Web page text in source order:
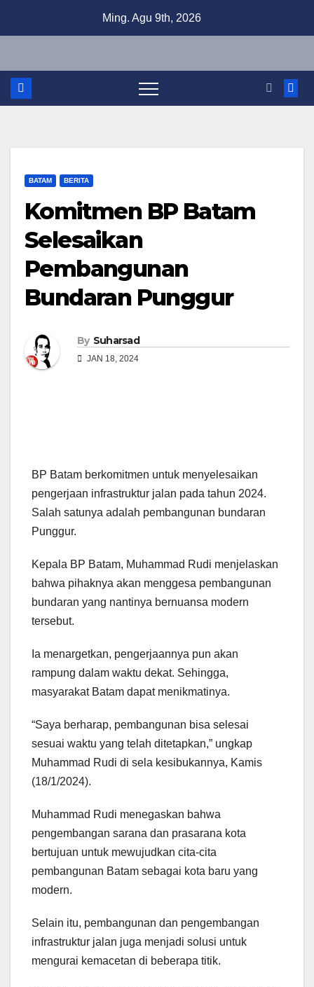
Ming. Agu 9th, 2026
BATAM BERITA
Komitmen BP Batam
Selesaikan
Pembangunan
Bundaran Punggur
By Suharsad
JAN 18, 2024
BP Batam berkomitmen untuk menyelesaikan
pengerjaan infrastruktur jalan pada tahun 2024.
Salah satunya adalah pembangunan bundaran
Punggur.
Kepala BP Batam, Muhammad Rudi menjelaskan
bahwa pihaknya akan menggesa pembangunan
bundaran yang nantinya bernuansa modern
tersebut.
Ia menargetkan, pengerjaannya pun akan
rampung dalam waktu dekat. Sehingga,
masyarakat Batam dapat menikmatinya.
“Saya berharap, pembangunan bisa selesai
sesuai waktu yang telah ditetapkan,” ungkap
Muhammad Rudi di sela kesibukannya, Kamis
(18/1/2024).
Muhammad Rudi menegaskan bahwa
pengembangan sarana dan prasarana kota
bertujuan untuk mewujudkan cita-cita
pembangunan Batam sebagai kota baru yang
modern.
Selain itu, pembangunan dan pengembangan
infrastruktur jalan juga menjadi solusi untuk
mengurai kemacetan di beberapa titik.